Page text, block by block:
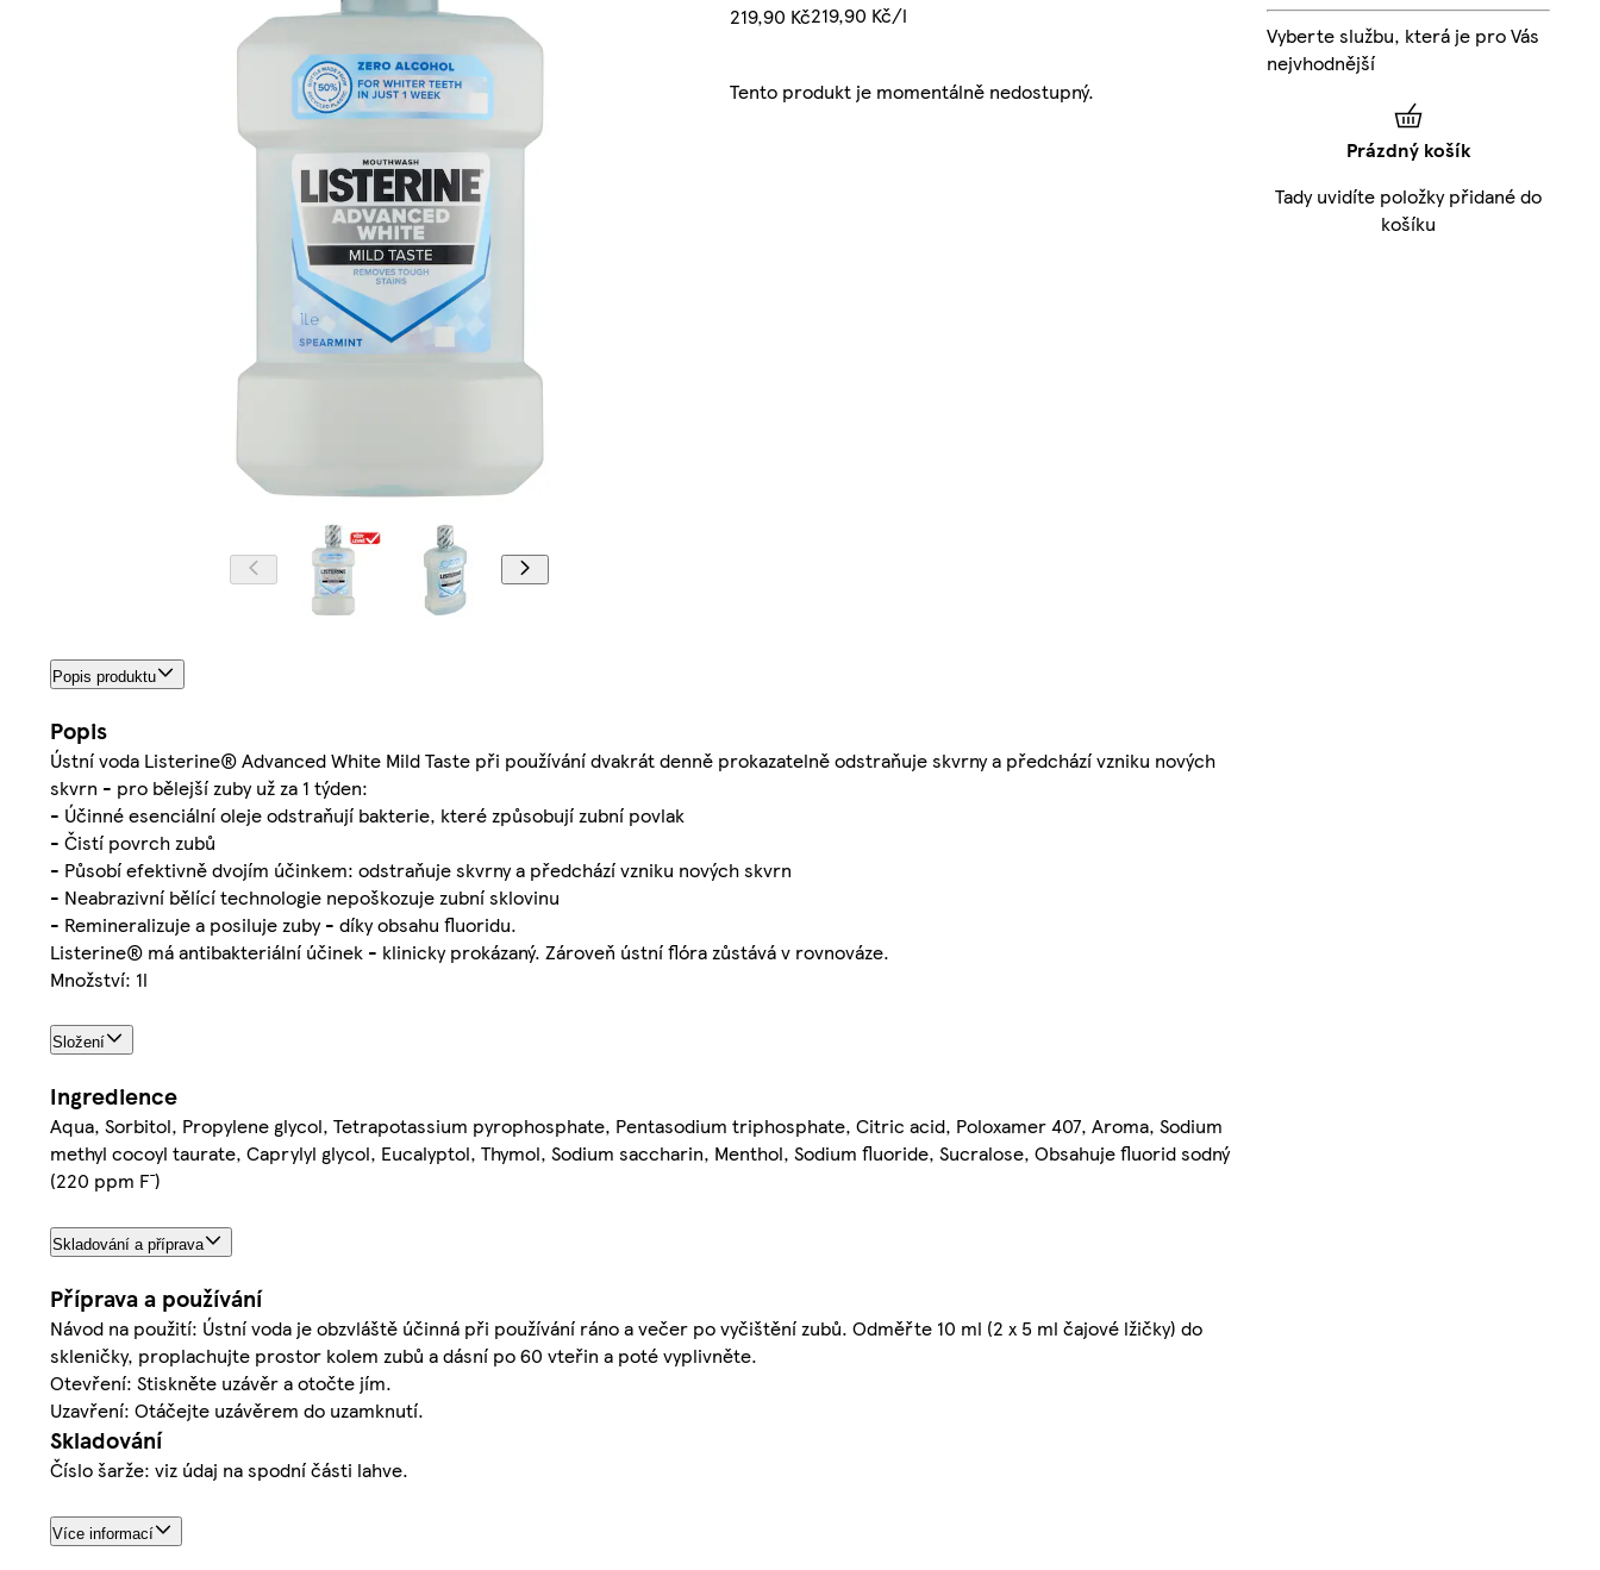
219,90 Kč219,90 Kč/l
Tento produkt je momentálně nedostupný.
Popis produktu
Popis
Ústní voda Listerine® Advanced White Mild Taste při používání dvakrát denně prokazatelně odstraňuje skvrny a předchází vzniku nových
skvrn - pro bělejší zuby už za 1 týden:
- Účinné esenciální oleje odstraňují bakterie, které způsobují zubní povlak
- Čistí povrch zubů
- Působí efektivně dvojím účinkem: odstraňuje skvrny a předchází vzniku nových skvrn
- Neabrazivní bělící technologie nepoškozuje zubní sklovinu
- Remineralizuje a posiluje zuby - díky obsahu fluoridu.
Listerine® má antibakteriální účinek - klinicky prokázaný. Zároveň ústní flóra zůstává v rovnováze.
Množství: 1l
Složení
Ingredience
Aqua, Sorbitol, Propylene glycol, Tetrapotassium pyrophosphate, Pentasodium triphosphate, Citric acid, Poloxamer 407, Aroma, Sodium
methyl cocoyl taurate, Caprylyl glycol, Eucalyptol, Thymol, Sodium saccharin, Menthol, Sodium fluoride, Sucralose, Obsahuje fluorid sodný
(220 ppm F¯)
Skladování a příprava
Příprava a používání
Návod na použití: Ústní voda je obzvláště účinná při používání ráno a večer po vyčištění zubů. Odměřte 10 ml (2 x 5 ml čajové lžičky) do
skleničky, proplachujte prostor kolem zubů a dásní po 60 vteřin a poté vyplivněte.
Otevření: Stiskněte uzávěr a otočte jím.
Uzavření: Otáčejte uzávěrem do uzamknutí.
Skladování
Číslo šarže: viz údaj na spodní části lahve.
Více informací
Vyberte službu, která je pro Vás
nejvhodnější
Prázdný košík
Tady uvidíte položky přidané do
košíku